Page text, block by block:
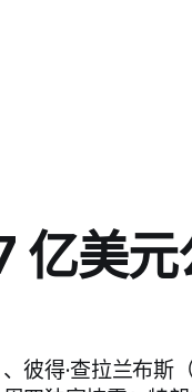
亿美
彼得·查拉兰布斯